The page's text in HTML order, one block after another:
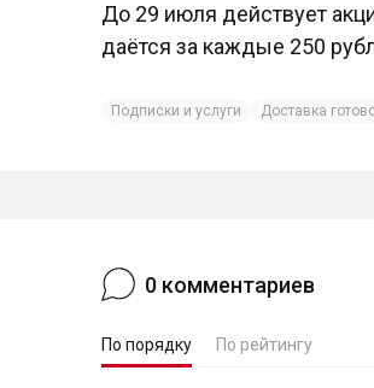
До 29 июля действует
даётся за каждые 250
Подписки и услуги Доставка
0 комментариев
По порядку По рейтингу